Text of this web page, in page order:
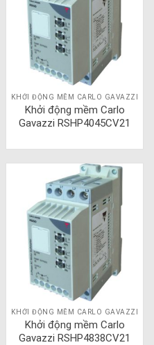
KHỞI ĐỘNG MỀM CARLO GAVAZZI
Khởi động mềm Carlo
Gavazzi RSHP4045CV21
KHỞI ĐỘNG MỀM CARLO GAVAZZI
Khởi động mềm Carlo
Gavazzi RSHP4838CV21